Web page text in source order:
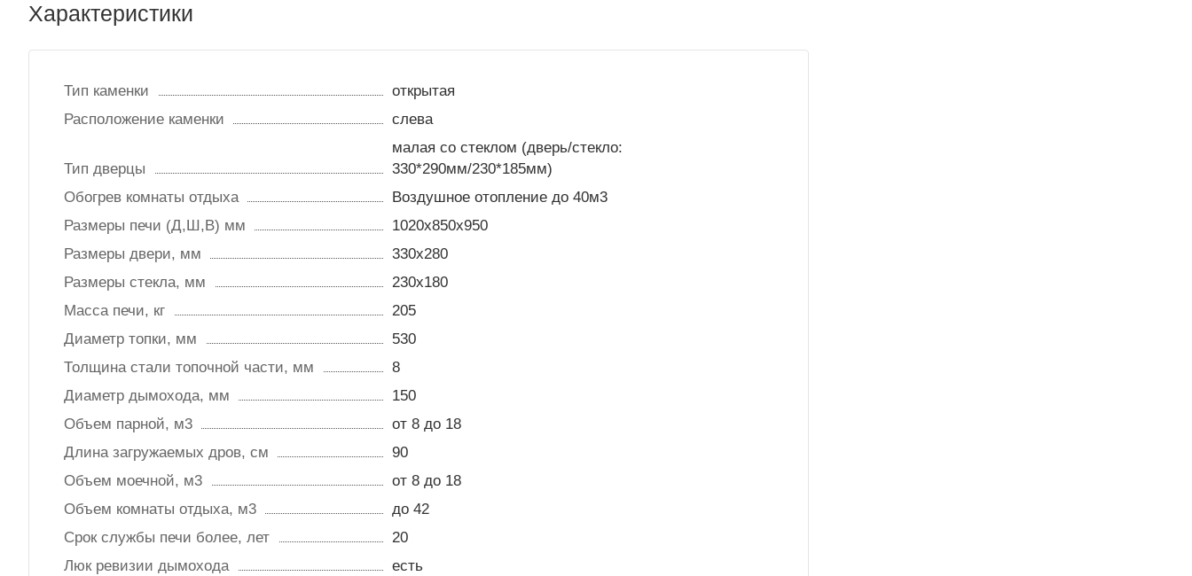
Характеристики
Тип каменки
открытая
Расположение каменки
слева
Тип дверцы
малая со стеклом (дверь/стекло:
330*290мм/230*185мм)
Обогрев комнаты отдыха
Воздушное отопление до 40м3
Размеры печи (Д,Ш,В) мм
1020x850x950
Размеры двери, мм
330x280
Размеры стекла, мм
230x180
Масса печи, кг
205
Диаметр топки, мм
530
Толщина стали топочной части, мм
8
Диаметр дымохода, мм
150
Объем парной, м3
от 8 до 18
Длина загружаемых дров, см
90
Объем моечной, м3
от 8 до 18
Объем комнаты отдыха, м3
до 42
Срок службы печи более, лет
20
Люк ревизии дымохода
есть